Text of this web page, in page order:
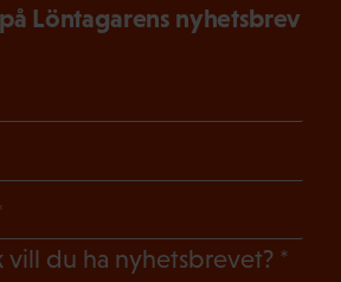
Löntagarens nyhetsbrev
vill du ha nyhetsbrevet?